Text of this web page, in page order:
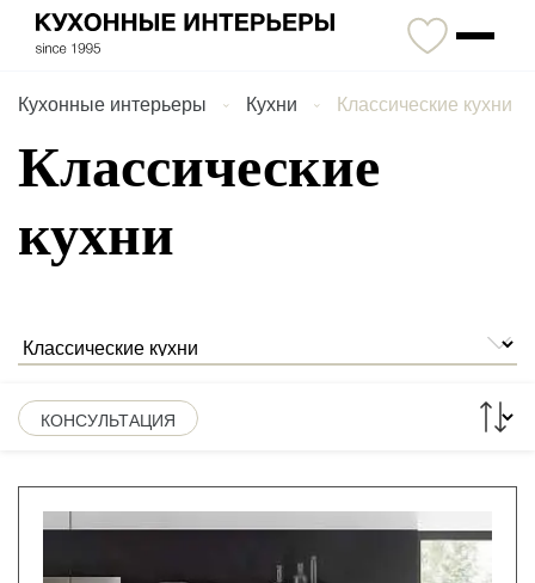
Кухонные интерьеры Кухни Классические кухни
Классические
кухни
КОНСУЛЬТАЦИЯ